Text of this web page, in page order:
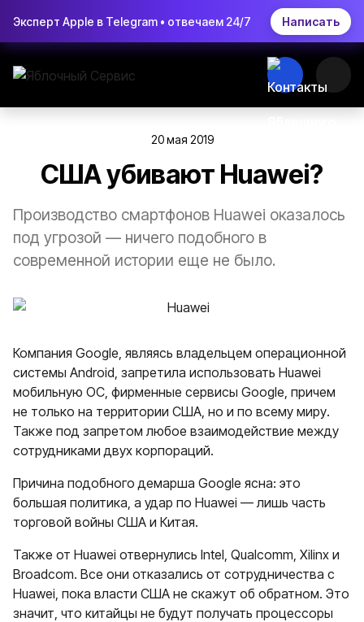
Эксперт Apple в Telegram • отвечаем 24/7 Написать
20 мая 2019
США убивают Huawei?
Производство смартфонов Huawei оказалось
под угрозой — ничего подобного в
современной истории еще не было.
Компания Google, являясь владельцем операционной
системы Android, запретила использовать Huawei
мобильную ОС, фирменные сервисы Google, причем
не только на территории США, но и по всему миру.
Также под запретом любое взаимодействие между
сотрудниками двух корпораций.
Причина подобного демарша Google ясна: это
большая политика, а удар по Huawei — лишь часть
торговой войны США и Китая.
Также от Huawei отвернулись Intel, Qualcomm, Xilinx и
Broadcom. Все они отказались от сотрудничества с
Huawei, пока власти США не скажут об обратном. Это
значит, что китайцы не будут получать процессоры